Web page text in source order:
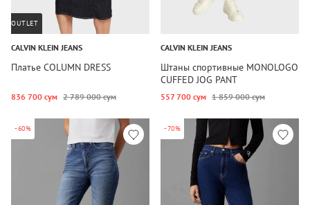
OUTLET
CALVIN KLEIN JEANS
Платье COLUMN DRESS
836 700 сум 2 789 000 сум
CALVIN KLEIN JEANS
Штаны спортивные MONOLOGO
CUFFED JOG PANT
557 700 сум 1 859 000 сум
-60% -70%